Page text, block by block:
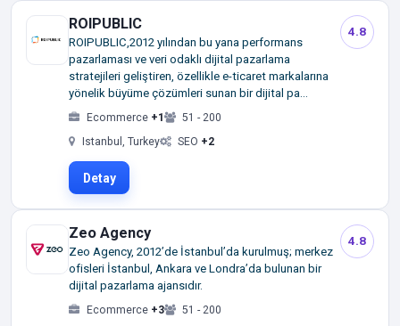
ROIPUBLIC
ROIPUBLIC,2012 yılından bu yana performans
pazarlaması ve veri odaklı dijital pazarlama
stratejileri geliştiren, özellikle e-ticaret markalarına
yönelik büyüme çözümleri sunan bir dijital pa...
Ecommerce +1
51 - 200
Istanbul, Turkey
SEO +2
Detay
4.8
Zeo Agency
Zeo Agency, 2012’de İstanbul’da kurulmuş; merkez
ofisleri İstanbul, Ankara ve Londra’da bulunan bir
dijital pazarlama ajansıdır.
Ecommerce +3
51 - 200
4.8